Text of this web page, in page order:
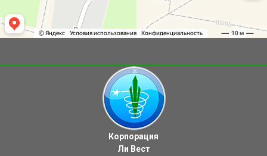
Корпорация
Ли Вест